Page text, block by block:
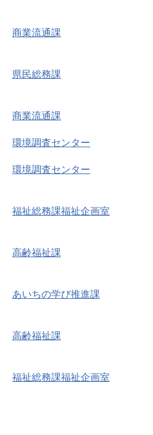
商業流通課
県民総務課
商業流通課
環境調査センター
環境調査センター
福祉総務課福祉企画室
高齢福祉課
あいちの学び推進課
高齢福祉課
福祉総務課福祉企画室